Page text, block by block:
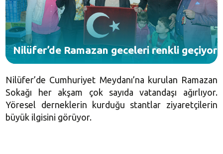
Nilüfer’de Ramazan geceleri renkli geçiyor
Nilüfer’de Cumhuriyet Meydanı’na kurulan Ramazan
Sokağı her akşam çok sayıda vatandaşı ağırlıyor.
Yöresel derneklerin kurduğu stantlar ziyaretçilerin
büyük ilgisini görüyor.